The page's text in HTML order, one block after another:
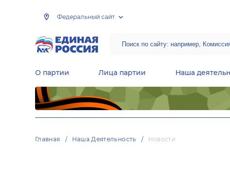
Федеральный сайт
О партии Лица партии Наша
Главная Наша Деятельность Новости